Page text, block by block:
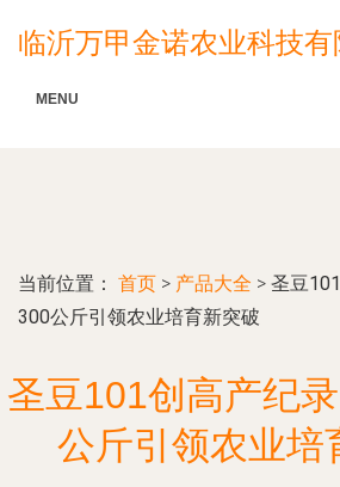
临沂万甲金诺农业科技有
MENU
当前位置： 首页 > 产品大全 > 圣豆
300公斤引领农业培育新突破
圣豆101创高产纪
公斤引领农业培